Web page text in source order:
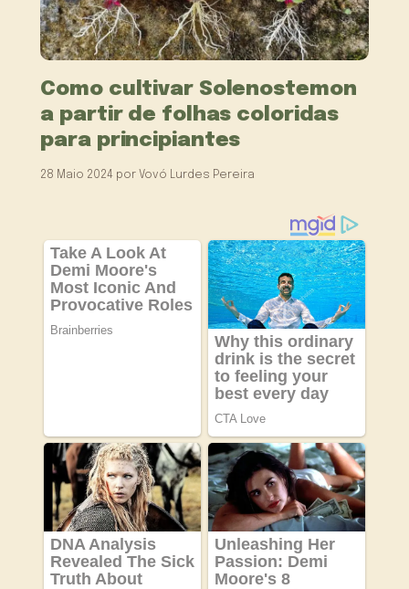
Como cultivar Solenostemon
a partir de folhas coloridas
para principiantes
28 Maio 2024 por Vovó Lurdes Pereira